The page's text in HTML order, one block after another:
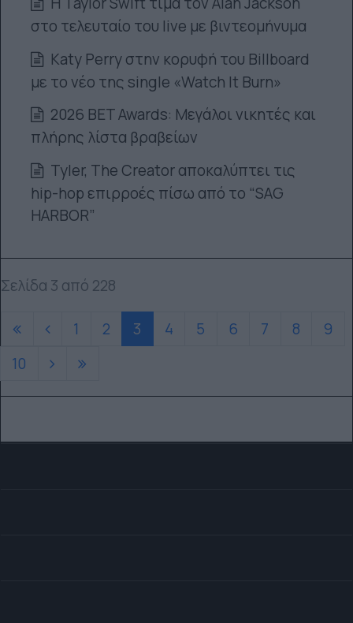
στο τελευταίο του live με βιντεομήνυμα
Katy Perry στην κορυφή του Billboard
με το νέο της single «Watch It Burn»
2026 BET Awards: Μεγάλοι νικητές και
πλήρης λίστα βραβείων
Tyler, The Creator αποκαλύπτει τις
hip-hop επιρροές πίσω από το “SAG
HARBOR”
Σελίδα 3 από 228
1 2 3 4 5 6 7 8
9
10